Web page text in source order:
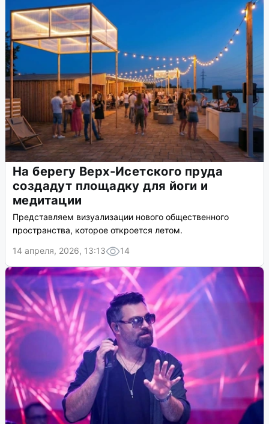
На берегу Верх-Исетского пруда
создадут площадку для йоги и
медитации
Представляем визуализации нового общественного
пространства, которое откроется летом.
14 апреля, 2026, 13:13
14